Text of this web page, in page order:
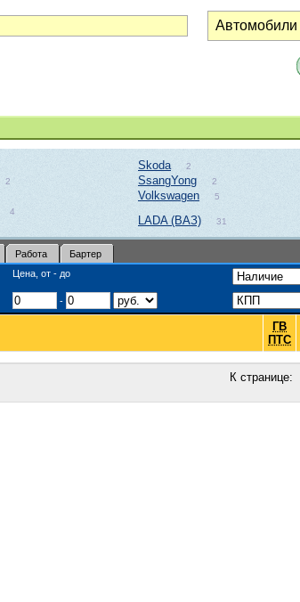
2
4
Skoda 2
SsangYong 2
Volkswagen 5
LADA (ВАЗ) 31
Работа
Бартер
Цена, от - до
-
ГВ
ПТС
К странице: